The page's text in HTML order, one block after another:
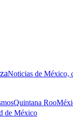
Noticias de México,
Quintana Roo
de México